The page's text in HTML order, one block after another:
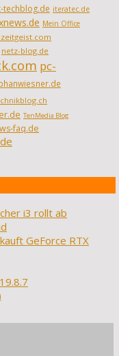
techblog.de iteratec.de
Mein Office
netz-blog.de
pc-
TenMedia Blog
faq.de
i3 rollt ab
GeForce RTX